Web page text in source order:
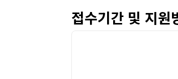
접수기간 및 지원